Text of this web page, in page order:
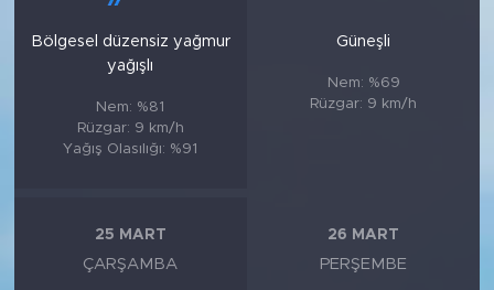
Bölgesel düzensiz yağmur
yağışlı
Nem: %81
Rüzgar: 9 km/h
Yağış Olasılığı: %91
Güneşli
Nem: %69
Rüzgar: 9 km/h
25 MART
ÇARŞAMBA
26 MART
PERŞEMBE